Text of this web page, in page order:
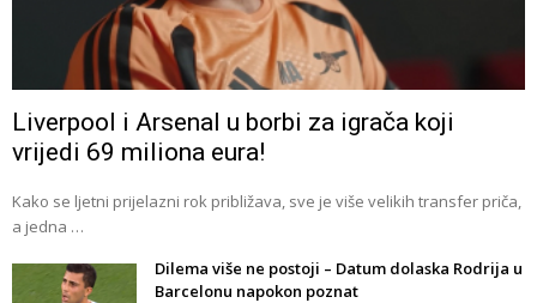
Liverpool i Arsenal u borbi za igrača koji
vrijedi 69 miliona eura!
Kako se ljetni prijelazni rok približava, sve je više velikih transfer priča,
a jedna …
Dilema više ne postoji – Datum dolaska Rodrija u
Barcelonu napokon poznat